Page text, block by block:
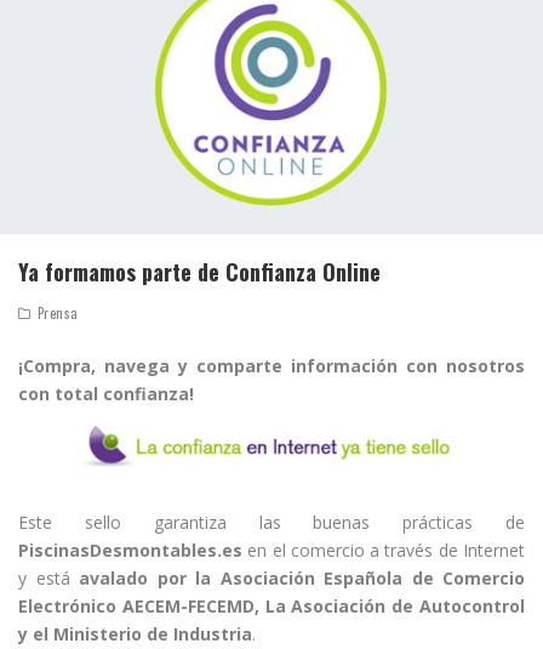
Ya formamos parte de Confianza Online
Prensa
¡Compra, navega y comparte información con nosotros
con total confianza!
Este sello garantiza las buenas prácticas de
PiscinasDesmontables.es en el comercio a través de Internet
y está avalado por la Asociación Española de Comercio
Electrónico AECEM-FECEMD, La Asociación de Autocontrol
y el Ministerio de Industria.